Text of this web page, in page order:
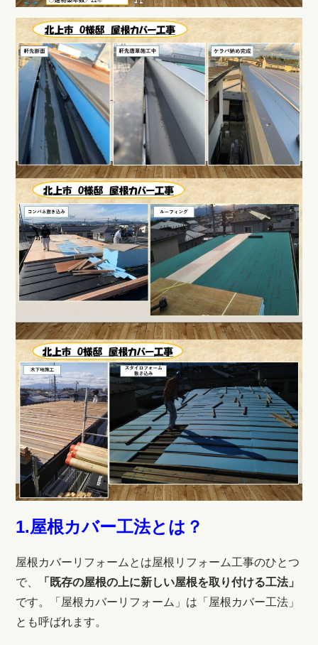
1.屋根カバー工法とは？
屋根カバーリフォームとは屋根リフォーム工事のひとつ
で
「既存の屋根の上に新しい屋根を取り付ける工法」
です。「屋根カバーリフォーム」は「屋根カバー工法」
とも呼ばれます。